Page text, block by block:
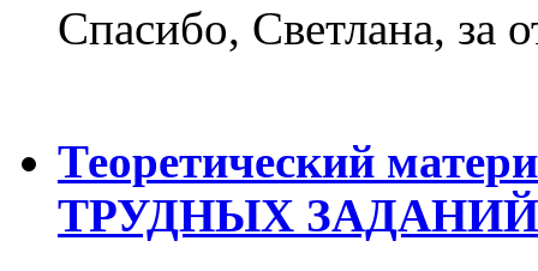
Спасибо, Светлана, за
Теоретический
ТРУДНЫХ